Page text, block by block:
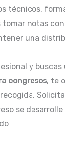
técnicos,
tomar notas
una
y buscas
congresos, te
se